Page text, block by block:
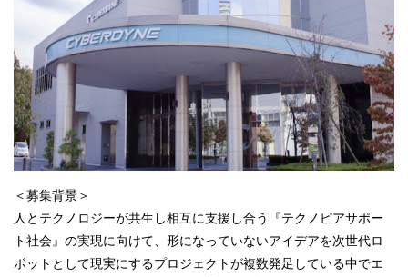
＜募集背景＞
人とテクノロジーが共生し相互に支援し合う『テクノピアサポー
ト社会』の実現に向けて、形になっていないアイデアを次世代ロ
ボットとして現実にするプロジェクトが複数発足している中でエ